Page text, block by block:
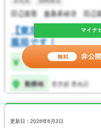
更新日：2026年6月2日